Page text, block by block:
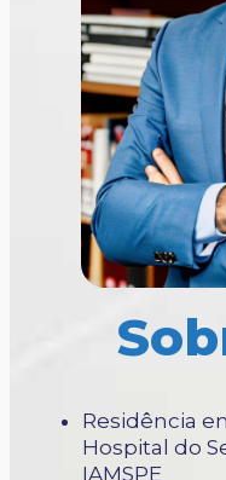
Residência
Hospital do
IAMSPE